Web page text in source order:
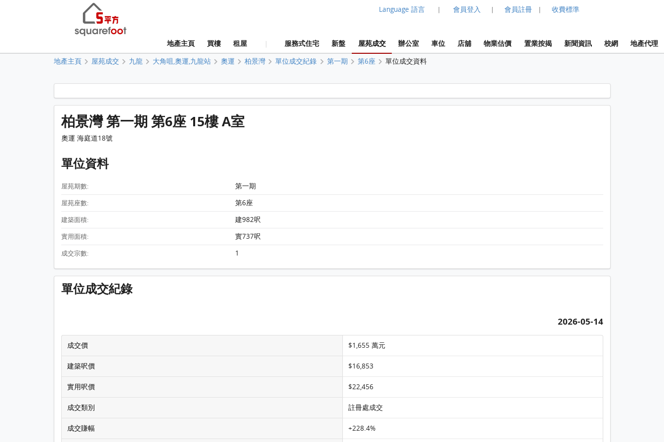
Language 語言 | 會員登入 | 會員註冊 | 收費標準
地產主頁 買樓 租屋 | 服務式住宅 新盤 屋苑成交 辦公室 車位 店舖 物業估價 置業按揭 新聞資訊 校網 地產代理
地產主頁 屋苑成交 九龍 大角咀,奧運,九龍站 奧運 柏景灣 單位成交紀錄 第一期 第6座 單位成交資料
柏景灣 第一期 第6座 15樓 A室 平面圖
柏景灣 第一期 第6座 15樓 A室
奧運 海庭道18號
單位資料
屋苑期數: 第一期
屋苑座數: 第6座
建築面積: 建982呎
實用面積: 實737呎
成交宗數: 1
單位成交紀錄
2026-05-14
成交價 $1,655 萬元
建築呎價 $16,853
實用呎價 $22,456
成交類別 註冊處成交
成交賺幅 +228.4%